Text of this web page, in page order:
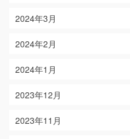
2024年3月
2024年2月
2024年1月
2023年12月
2023年11月